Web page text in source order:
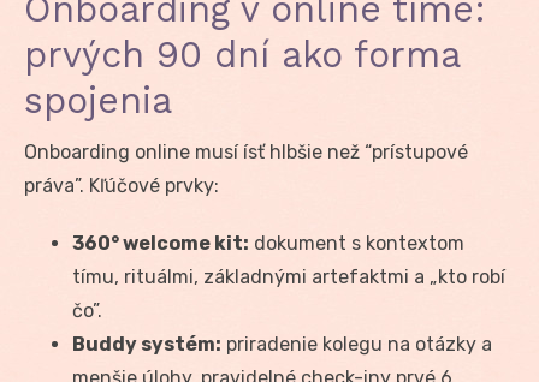
Onboarding v online tíme:
prvých 90 dní ako forma
spojenia
Onboarding online musí ísť hlbšie než “prístupové
práva”. Kľúčové prvky:
360° welcome kit: dokument s kontextom
tímu, rituálmi, základnými artefaktmi a „kto robí
čo”.
Buddy systém: priradenie kolegu na otázky a